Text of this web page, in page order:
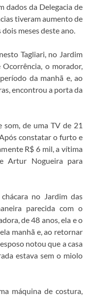
dados da Delegacia de
tiveram aumento de
meses deste ano.
Tagliari, no Jardim
o morador,
da manhã e, ao
encontrou a porta da
de uma TV de 21
constatar o furto e
R$ 6 mil, a vítima
Artur Nogueira para
no Jardim das
parecida com o
de 48 anos, ela e o
manhã e, ao retornar
notou que a casa
estava sem o miolo
máquina de costura,